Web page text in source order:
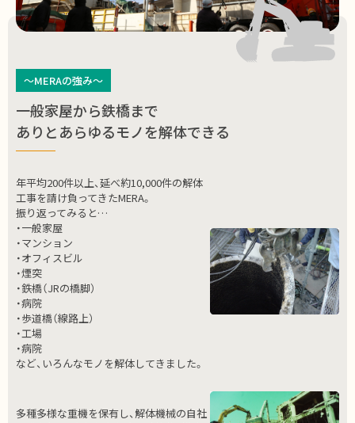
～MERAの強み～
一般家屋から鉄橋まで
ありとあらゆるモノを解体できる
年平均200件以上、延べ約10,000件の解体
工事を請け負ってきたMERA。
振り返ってみると…
・一般家屋
・マンション
・オフィスビル
・煙突
・鉄橋（JRの橋脚）
・病院
・歩道橋（線路上）
・工場
・病院
など、いろんなモノを解体してきました。
多種多様な重機を保有し、解体機械の自社